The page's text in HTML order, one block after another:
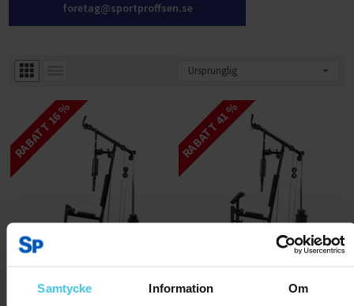
Samtycke Information Om
foretag@sportproffsen.se
RABATT 16 %
FitNord Home Gym 100 Multigym
RABATT 41 %
FitNord Home Gym 200 Multigym